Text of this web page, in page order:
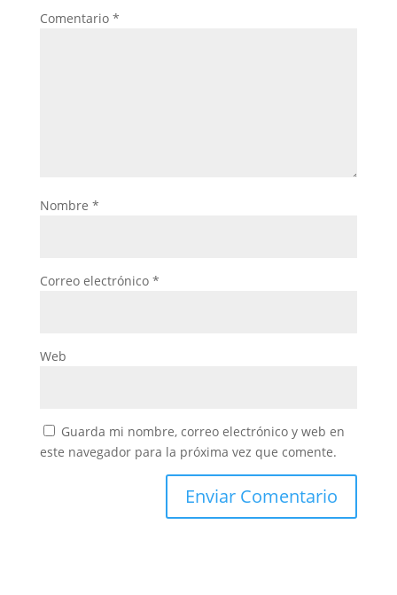
Comentario *
Nombre *
Correo electrónico *
Web
Guarda mi nombre, correo electrónico y web en
este navegador para la próxima vez que comente.